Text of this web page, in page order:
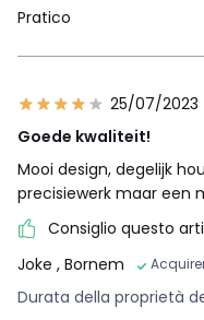
Pratico
25/07/2023
Goede kwaliteit!
Mooi design, degelijk
precisiewerk maar een
Consiglio questo
Joke , Bornem
Durata della proprietà